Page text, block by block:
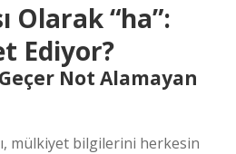
Olarak “ha”:
Ediyor?
Not Alamayan
mülkiyet bilgilerini herkesin